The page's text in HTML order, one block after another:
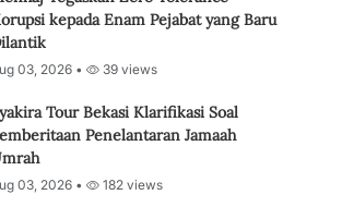
kepada Enam Pejabat yang Baru
03, 2026 • 39 views
Tour Bekasi Klarifikasi Soal
Penelantaran Jamaah
03, 2026 • 182 views